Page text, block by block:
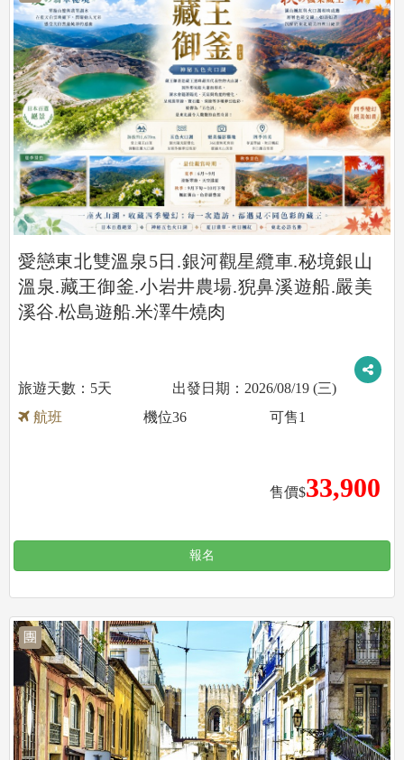
愛戀東北雙溫泉5日.銀河觀星纜車.秘境銀山
溫泉.藏王御釜.小岩井農場.猊鼻溪遊船.嚴美
溪谷.松島遊船.米澤牛燒肉
5天
2026/08/19 (三)
航班
售價$33,900
機位36 可售1
報名
團